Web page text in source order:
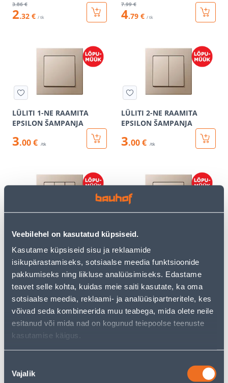
Veebilehel on kasutatud küpsiseid.
Kasutame küpsiseid sisu ja reklaamide
isikupärastamiseks, sotsiaalse meedia funktsioonide
pakkumiseks ning liikluse analüüsimiseks. Edastame
teavet selle kohta, kuidas meie saiti kasutate, ka oma
sotsiaalse meedia, reklaami- ja analüüsipartneritele, kes
võivad seda kombineerida muu teabega, mida olete neile
esitanud või mida nad on kogunud teiepoolse teenuste
kasutamise käigus.
valik
Vajalik
3.86 €
2.32 € / tk
7.99 €
4.79 € / tk
LÜLITI 1-NE RAAMITA
EPSILON ŠAMPANJA
3.00 € /tk
LÜLITI 2-NE RAAMITA
EPSILON ŠAMPANJA
3.00 € /tk
LÜLITI 3-NE RAAMITA
EPSILON ŠAMPANJA
5.00 €
VEKSELLÜLITI 1-NE
RAAMITA EPSILON
ŠAMPANJA
3.00 €
RISTLÜLITI 1-NE RAAMITA